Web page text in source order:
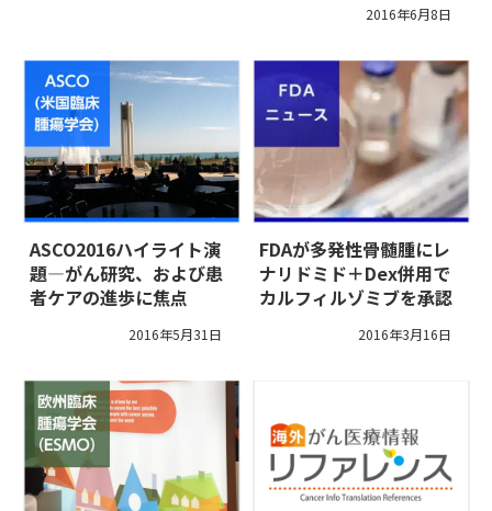
2016年6月8日
ASCO2016ハイライト演
題―がん研究、および患
者ケアの進歩に焦点
2016年5月31日
FDAが多発性骨髄腫にレ
ナリドミド＋Dex併用で
カルフィルゾミブを承認
2016年3月16日